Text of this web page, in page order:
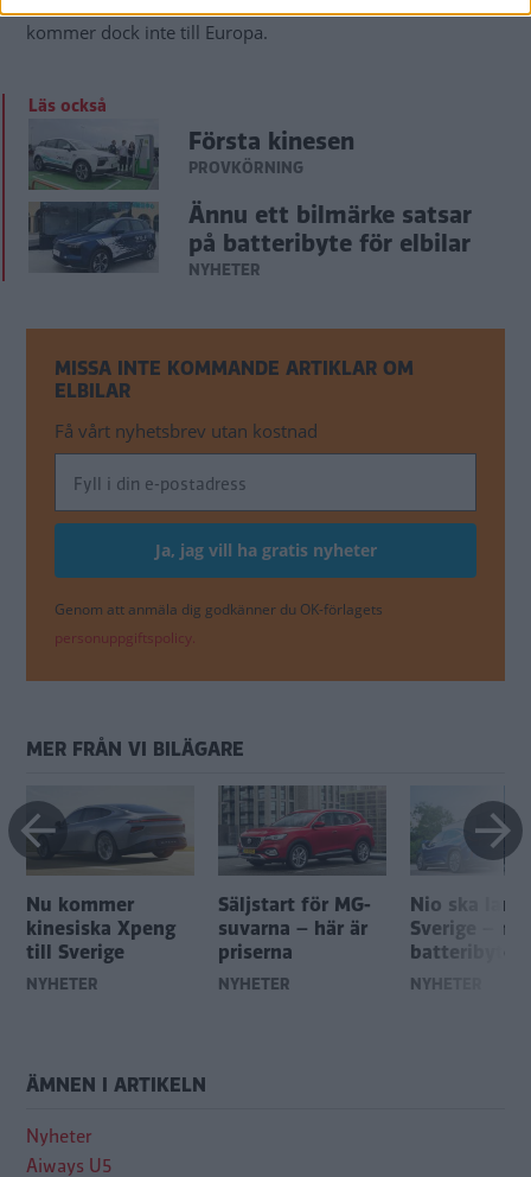
kommer dock inte till Europa.
Läs också
Första kinesen
PROVKÖRNING
Ännu ett bilmärke satsar
på batteribyte för elbilar
NYHETER
MISSA INTE KOMMANDE ARTIKLAR OM
ELBILAR
Få vårt nyhetsbrev utan kostnad
Genom att anmäla dig godkänner du OK-förlagets
personuppgiftspolicy.
MER FRÅN VI BILÄGARE
Nu kommer
kinesiska Xpeng
till Sverige
NYHETER
Säljstart för MG-
suvarna – här är
priserna
NYHETER
Nio ska
Sverige –
batteribyte
NYHETER
ÄMNEN I ARTIKELN
Nyheter
Aiways U5